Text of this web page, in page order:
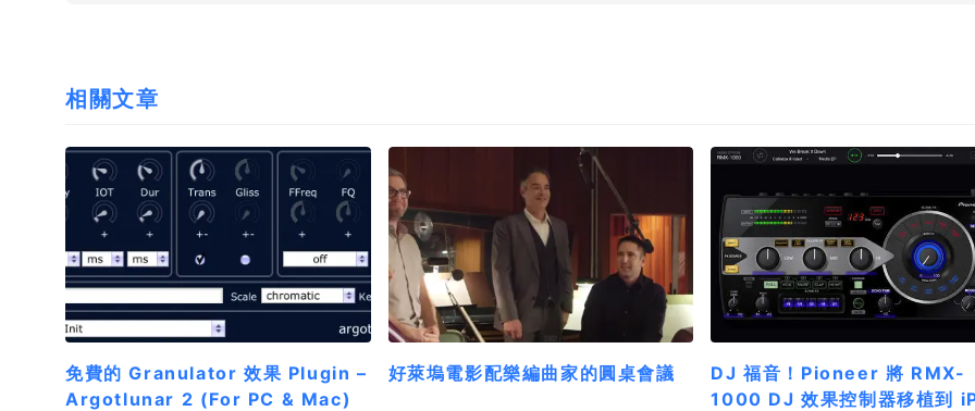
相關文章
免費的 Granulator 效果 Plugin –
Argotlunar 2 (For PC & Mac)
好萊塢電影配樂編曲家的圓桌會議
DJ 福音！Pioneer 將 RMX-
1000 DJ 效果控制器移植到